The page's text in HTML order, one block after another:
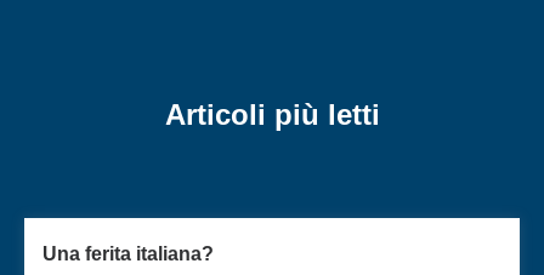
Articoli più letti
Una ferita italiana?